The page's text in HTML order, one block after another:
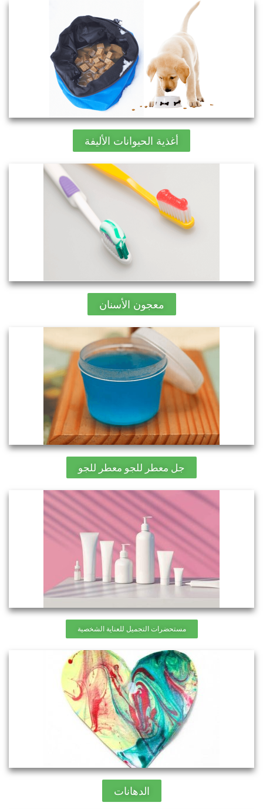
أغذية الحيوانات الأليفة
معجون الأسنان
جل معطر للجو معطر للجو
مستحضرات التجميل للعناية الشخصية
الدهانات